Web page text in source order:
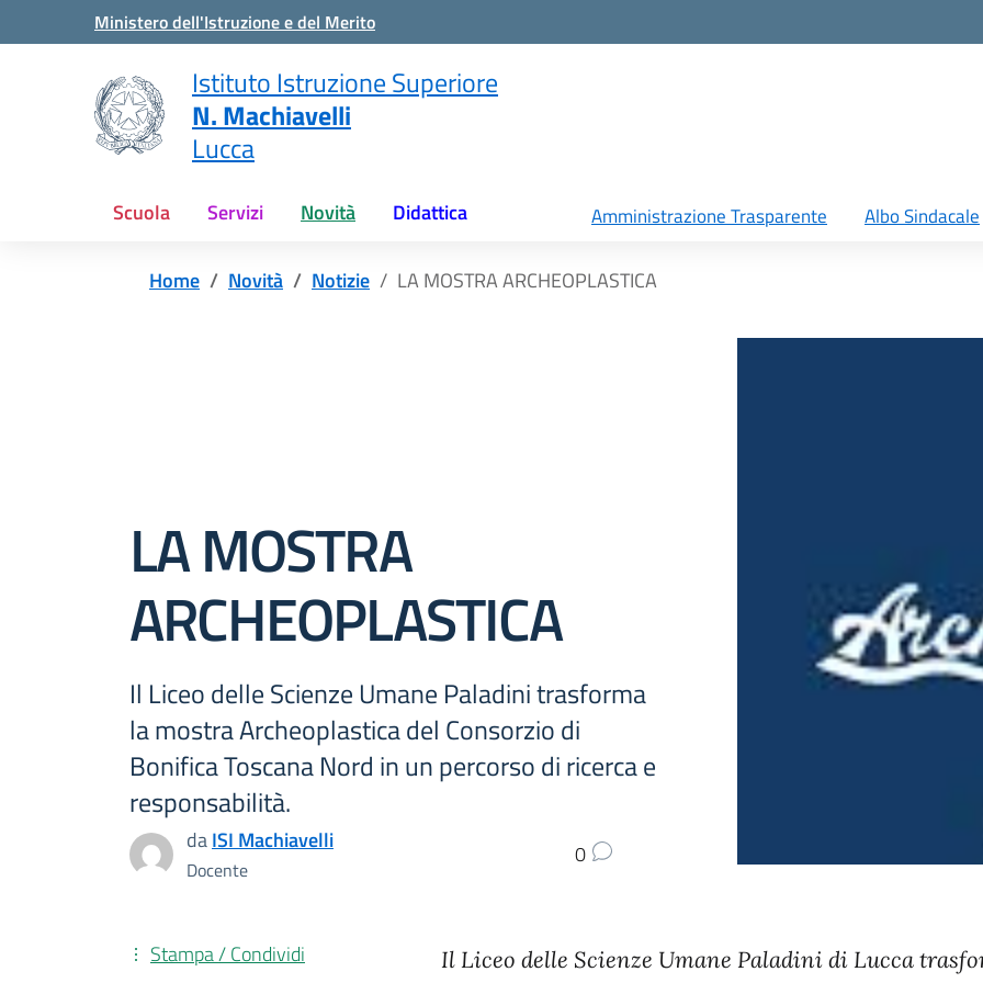
Vai ai contenuti
Vai al menu di navigazione
Ministero dell'Istruzione e del Merito
Istituto Istruzione Superiore
N. Machiavelli
Lucca
Scuola Servizi Novità Didattica Amministrazione Trasparente Albo Sindacale
Home Novità Notizie LA MOSTRA ARCHEOPLASTICA
LA MOSTRA
ARCHEOPLASTICA
Il Liceo delle Scienze Umane Paladini trasforma
la mostra Archeoplastica del Consorzio di
Bonifica Toscana Nord in un percorso di ricerca e
responsabilità.
daISI Machiavelli
Docente
0
Il Liceo delle Scienze Umane Paladini di Lucca
Stampa / Condividi